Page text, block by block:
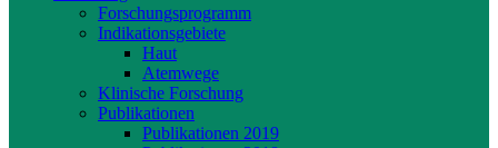
Forschungsprogramm
Indikationsgebiete
Haut
Atemwege
Klinische Forschung
Publikationen
Publikationen 2019